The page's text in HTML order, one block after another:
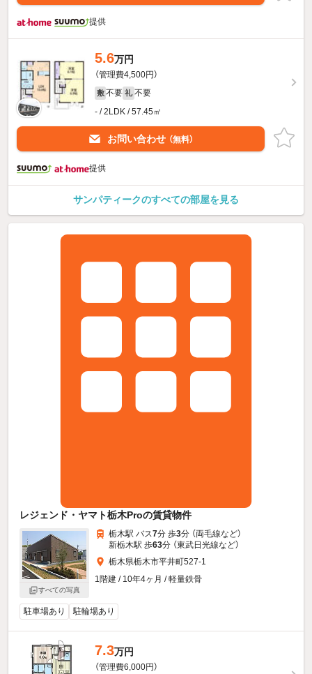
提供
5.6万円
（管理費4,500円）
敷 不要 礼 不要
- / 2LDK / 57.45㎡
お問い合わせ （無料）
提供
サンパティークのすべての部屋を見る
レジェンド・ヤマト栃木Proの賃貸物件
すべての写真
栃木駅 バス7分 歩3分 （両毛線など）
新栃木駅 歩63分 （東武日光線など）
栃木県栃木市平井町527-1
1階建 / 10年4ヶ月 / 軽量鉄骨
駐車場あり 駐輪場あり
7.3万円
（管理費6,000円）